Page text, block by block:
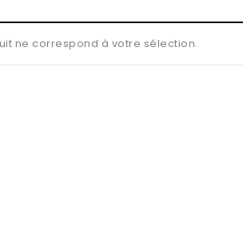
ne correspond à votre sélection.